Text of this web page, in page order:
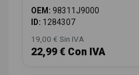
OEM: 98311J9000
ID: 1284307
19,00 € Sin IVA
22,99 € Con IVA